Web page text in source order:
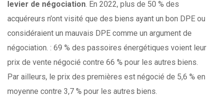
levier de négociation. En 2022, plus de 50 % des
acquéreurs n’ont visité que des biens ayant un bon DPE ou
considéraient un mauvais DPE comme un argument de
négociation. : 69 % des passoires énergétiques voient leur
prix de vente négocié contre 66 % pour les autres biens.
Par ailleurs, le prix des premières est négocié de 5,6 % en
moyenne contre 3,7 % pour les autres biens.